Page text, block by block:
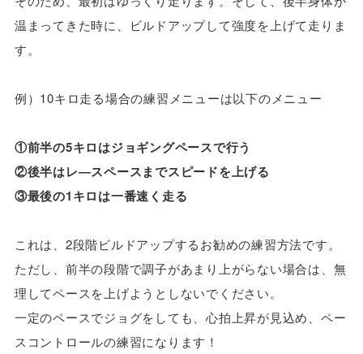
温まってきた時に、ビルドアップして強度を上げて走りま
す。
例）10キロ走る場合の練習メニューは以下のメニュー
①前半の5キロはジョギングペースで行う
②後半はレ―スペースまでスピードを上げる
③最後の1キロは一番速く走る
これは、2段階ビルドアップするお勧めの練習方法です。
ただし、前半の段階で調子があまり上がらない場合は、無
理してペースを上げようとしないでください。
一定のペースでジョグをしても、心拍上昇が見込め、ペー
スコントロールの練習になります！